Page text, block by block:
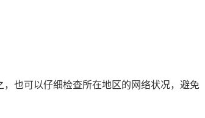
也可以仔细检查所在地区的网络状况，避免